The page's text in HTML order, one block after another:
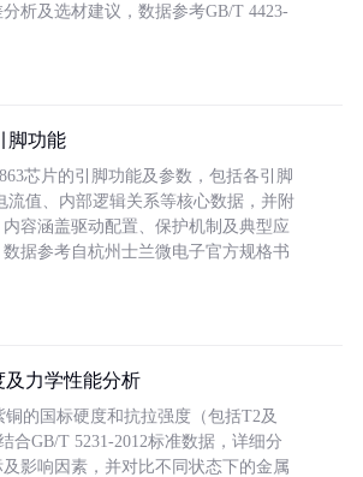
析及选材建议，数据参考GB/T 4423-
脚功能
芯片的引脚功能及参数，包括各引脚
流值、内部逻辑关系等核心数据，并附
容涵盖驱动配置、保护机制及典型应
据参考自杭州士兰微电子官方规格书
及力学性能分析
的国标硬度和抗拉强度（包括T2及
合GB/T 5231-2012标准数据，详细分
影响因素，并对比不同状态下的金属